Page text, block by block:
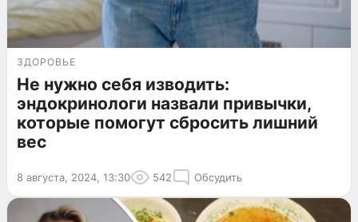
ЗДОРОВЬЕ
Не нужно себя изводить:
эндокринологи назвали привычки,
которые помогут сбросить лишний
вес
8 августа, 2024, 13:30 542 Обсудить